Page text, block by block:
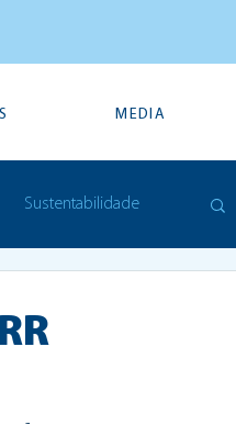
MEDIA
Sustentabilidade